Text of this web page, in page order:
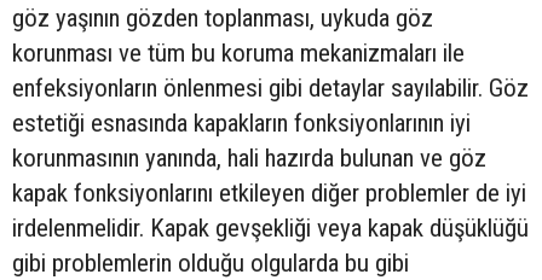
göz yaşının gözden toplanması, uykuda göz
korunması ve tüm bu koruma mekanizmaları ile
enfeksiyonların önlenmesi gibi detaylar sayılabilir. Göz
estetiği esnasında kapakların fonksiyonlarının iyi
korunmasının yanında, hali hazırda bulunan ve göz
kapak fonksiyonlarını etkileyen diğer problemler de iyi
irdelenmelidir. Kapak gevşekliği veya kapak düşüklüğü
gibi problemlerin olduğu olgularda bu gibi